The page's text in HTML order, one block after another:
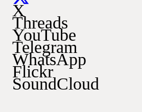
X
Threads
YouTube
Telegram
WhatsApp
Flickr
SoundCloud